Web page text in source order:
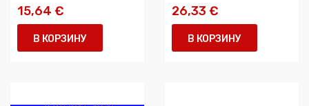
15,64 €
В КОРЗИНУ
26,33 €
В КОРЗИНУ